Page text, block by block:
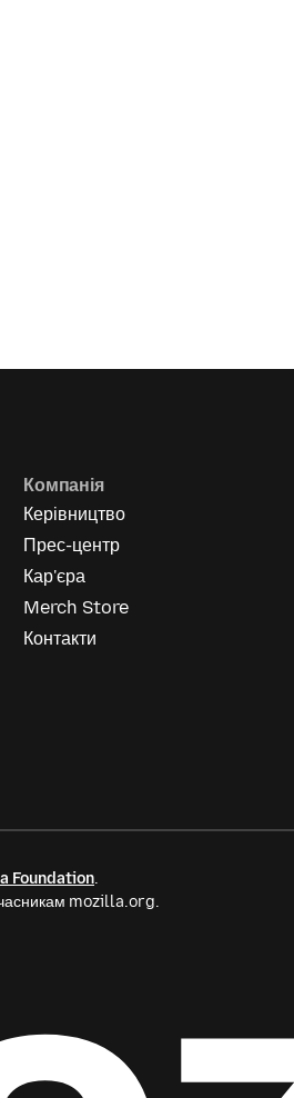
Компанія
Керівництво
Прес-центр
Кар'єра
Merch Store
Контакти
Foundation.
mozilla.org.